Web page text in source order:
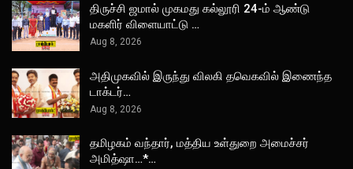
திருச்சி ஜமால் முகமது கல்லூரி 24-ம் ஆண்டு
மகளிர் விளையாட்டு …
Aug 8, 2026
அதிமுகவில் இருந்து விலகி தவெகவில் இணைந்த
டாக்டர்…
Aug 8, 2026
தமிழகம் வந்தார், மத்திய உள்துறை அமைச்சர்
அமித்ஷா…*…